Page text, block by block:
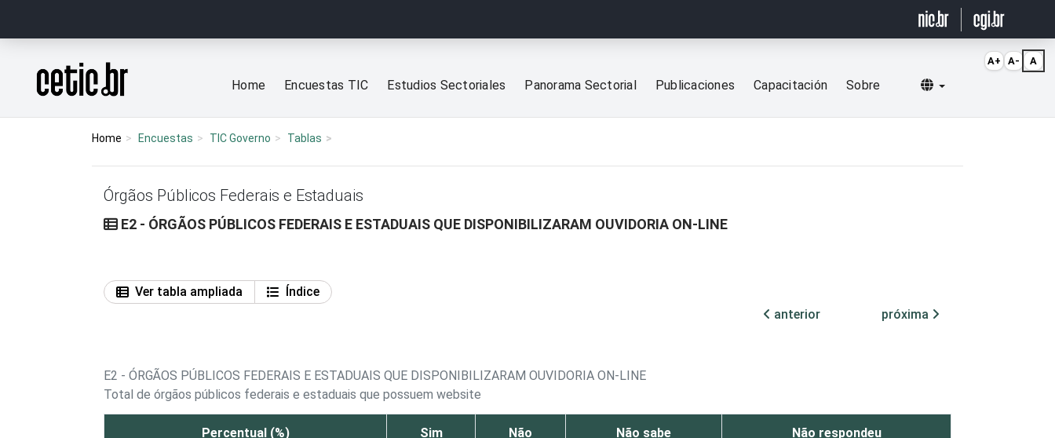
Página inicial
Home Encuestas TIC Estudios Sectoriales Panorama Sectorial Publicaciones Capacitación Sobre Selecionar idioma
Home Encuestas TIC Governo Tablas
Órgãos Públicos Federais e Estaduais
E2 - ÓRGÃOS PÚBLICOS FEDERAIS E ESTADUAIS QUE DISPONIBILIZARAM OUVIDORIA ON-LINE
Ver tabla ampliada
Índice
anterior
próxima
E2 - ÓRGÃOS PÚBLICOS FEDERAIS E ESTADUAIS QUE DISPONIBILIZARAM OUVIDORIA ON-LINE
Total de órgãos públicos federais e estaduais que possuem website
Percentual (%) Sim Não Não sabe Não respondeu
A+ A- A